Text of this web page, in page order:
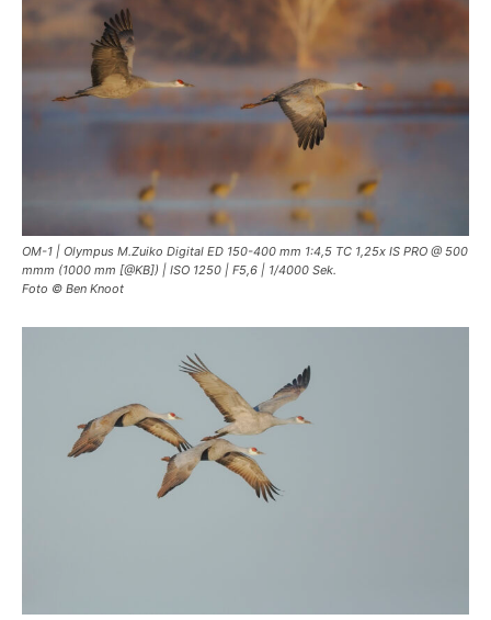
OM-1 | Olympus M.Zuiko Digital ED 150-400 mm 1:4,5 TC 1,25x IS PRO @ 500
mmm (1000 mm [@KB]) | ISO 1250 | F5,6 | 1/4000 Sek.
Foto © Ben Knoot